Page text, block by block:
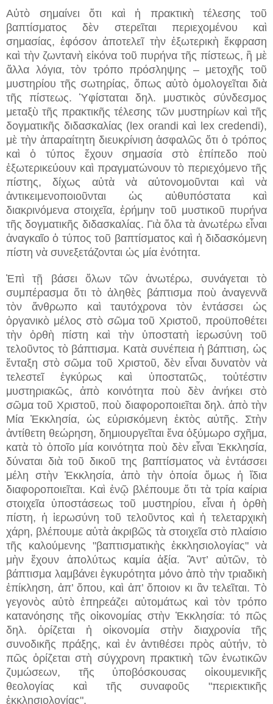
Αὐτὸ σημαίνει ὅτι καὶ ἡ πρακτικὴ τέλεσης τοῦ
βαπτίσματος δὲν στερεῖται περιεχομένου καὶ
σημασίας, ἐφόσον ἀποτελεῖ τὴν ἐξωτερικὴ ἔκφραση
καὶ τὴν ζωντανὴ εἰκόνα τοῦ πυρήνα τῆς πίστεως, ἢ μὲ
ἄλλα λόγια, τὸν τρόπο πρόσληψης – μετοχῆς τοῦ
μυστηρίου τῆς σωτηρίας, ὅπως αὐτὸ ὁμολογεῖται διὰ
τῆς πίστεως. Ὑφίσταται δηλ. μυστικὸς σύνδεσμος
μεταξὺ τῆς πρακτικῆς τέλεσης τῶν μυστηρίων καὶ τῆς
δογματικῆς διδασκαλίας (lex orandi καὶ lex credendi),
μὲ τὴν ἀπαραίτητη διευκρίνιση ἀσφαλῶς ὅτι ὁ τρόπος
καὶ ὁ τύπος ἔχουν σημασία στὸ ἐπίπεδο ποὺ
ἐξωτερικεύουν καὶ πραγματώνουν τὸ περιεχόμενο τῆς
πίστης, δίχως αὐτὰ νὰ αὐτονομοῦνται καὶ νὰ
ἀντικειμενοποιοῦνται ὡς αὐθυπόστατα καὶ
διακρινόμενα στοιχεῖα, ἐρήμην τοῦ μυστικοῦ πυρήνα
τῆς δογματικῆς διδασκαλίας. Γιὰ ὅλα τὰ ἀνωτέρω εἶναι
ἀναγκαῖο ὁ τύπος τοῦ βαπτίσματος καὶ ἡ διδασκόμενη
πίστη νὰ συνεξετάζονται ὡς μία ἑνότητα.
Ἐπὶ τῇ βάσει ὅλων τῶν ἀνωτέρω, συνάγεται τὸ
συμπέρασμα ὅτι τὸ ἀληθὲς βάπτισμα ποὺ ἀναγεννᾶ
τὸν ἄνθρωπο καὶ ταυτόχρονα τὸν ἐντάσσει ὡς
ὀργανικὸ μέλος στὸ σῶμα τοῦ Χριστοῦ, προϋποθέτει
τὴν ὀρθὴ πίστη καὶ τὴν ὑποστατὴ ἱερωσύνη τοῦ
τελοῦντος τὸ βάπτισμα. Κατὰ συνέπεια ἡ βάπτιση, ὡς
ἔνταξη στὸ σῶμα τοῦ Χριστοῦ, δὲν εἶναι δυνατὸν νὰ
τελεστεῖ ἐγκύρως καὶ ὑποστατῶς, τοὐτέστιν
μυστηριακῶς, ἀπὸ κοινότητα ποὺ δὲν ἀνήκει στὸ
σῶμα τοῦ Χριστοῦ, ποὺ διαφοροποιεῖται δηλ. ἀπὸ τὴν
Μία Ἐκκλησία, ὡς εὑρισκόμενη ἐκτὸς αὐτῆς. Στὴν
ἀντίθετη θεώρηση, δημιουργεῖται ἕνα ὀξύμωρο σχῆμα,
κατὰ τὸ ὁποῖο μία κοινότητα ποὺ δὲν εἶναι Ἐκκλησία,
δύναται διὰ τοῦ δικοῦ της βαπτίσματος νὰ ἐντάσσει
μέλη στὴν Ἐκκλησία, ἀπὸ τὴν ὁποία ὅμως ἡ ἴδια
διαφοροποιεῖται. Καὶ ἐνῷ βλέπουμε ὅτι τὰ τρία καίρια
στοιχεῖα ὑποστάσεως τοῦ μυστηρίου, εἶναι ἡ ὀρθὴ
πίστη, ἡ ἱερωσύνη τοῦ τελοῦντος καὶ ἡ τελεταρχικὴ
χάρη, βλέπουμε αὐτὰ ἀκριβῶς τὰ στοιχεῖα στὸ πλαίσιο
τῆς καλούμενης "βαπτισματικὴς ἐκκλησιολογίας" νὰ
μὴν ἔχουν ἀπολύτως καμία ἀξία. Ἂντ’ αὐτῶν, τὸ
βάπτισμα λαμβάνει ἐγκυρότητα μόνο ἀπὸ τὴν τριαδικὴ
ἐπίκληση, ἀπ’ ὅπου, καὶ ἀπ’ ὅποιον κι ἂν τελεῖται. Τὸ
γεγονὸς αὐτὸ ἐπηρεάζει αὐτομάτως καὶ τὸν τρόπο
κατανόησης τῆς οἰκονομίας στὴν Ἐκκλησία: τό πῶς
δηλ. ὁρίζεται ἡ οἰκονομία στὴν διαχρονία τῆς
συνοδικῆς πράξης, καὶ ἐν ἀντιθέσει πρὸς αὐτήν, τὸ
πῶς ὁρίζεται στὴ σύγχρονη πρακτικὴ τῶν ἑνωτικῶν
ζυμώσεων, τῆς ὑποβόσκουσας οἰκουμενικῆς
θεολογίας καὶ τῆς συναφοῦς "περιεκτικῆς
ἐκκλησιολογίας".